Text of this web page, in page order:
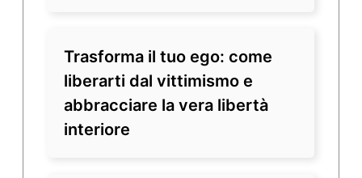
Trasforma il tuo ego: come
liberarti dal vittimismo e
abbracciare la vera libertà
interiore